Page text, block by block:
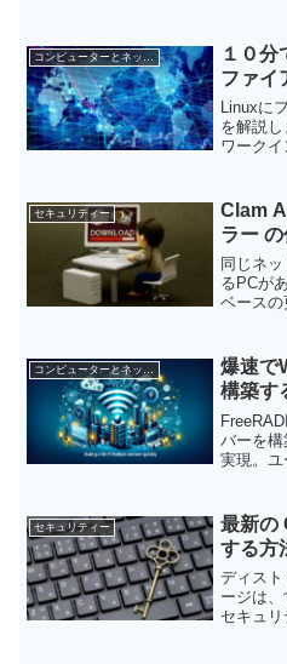
Virus）
ます。
１０
ファイ
Linuxに
を解説
ワーク
iptables
セキュリティー
Clam
ラー
同じネ
るPCが
ベース
無料で
コンピューターとネットワーク
爆速で
構築す
バーを
実現。ユ
セキュリティー
最新の
する方
ディスト
ージは、
セキュリ